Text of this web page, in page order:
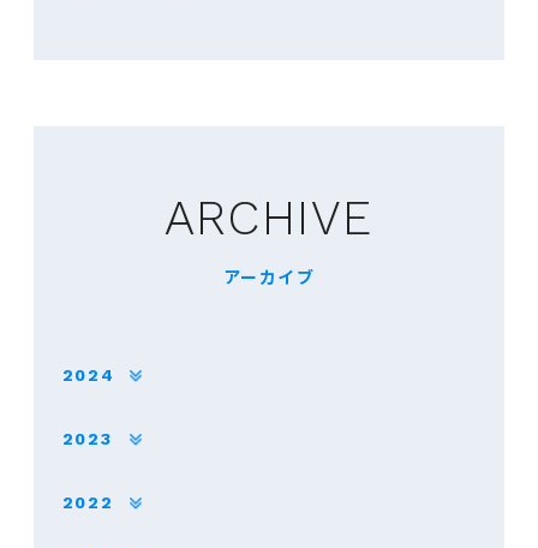
ARCHIVE
アーカイブ
2024
2023
2022